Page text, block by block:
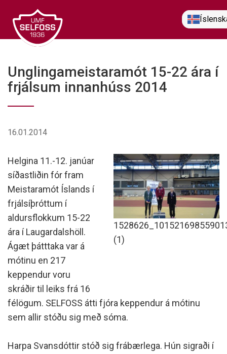
efni
Unglingameistaramót 15-22 ára í
frjálsum innanhúss 2014
16.01.2014
(1)
Helgina 11.-12. janúar
síðastliðin fór fram
Meistaramót Íslands í
frjálsíþróttum í
aldursflokkum 15-22
ára í Laugardalshöll.
Ágæt þátttaka var á
mótinu en 217
keppendur voru
skráðir til leiks frá 16
félögum. SELFOSS átti fjóra keppendur á mótinu
sem allir stóðu sig með sóma.
Harpa Svansdóttir stóð sig frábærlega. Hún sigraði í